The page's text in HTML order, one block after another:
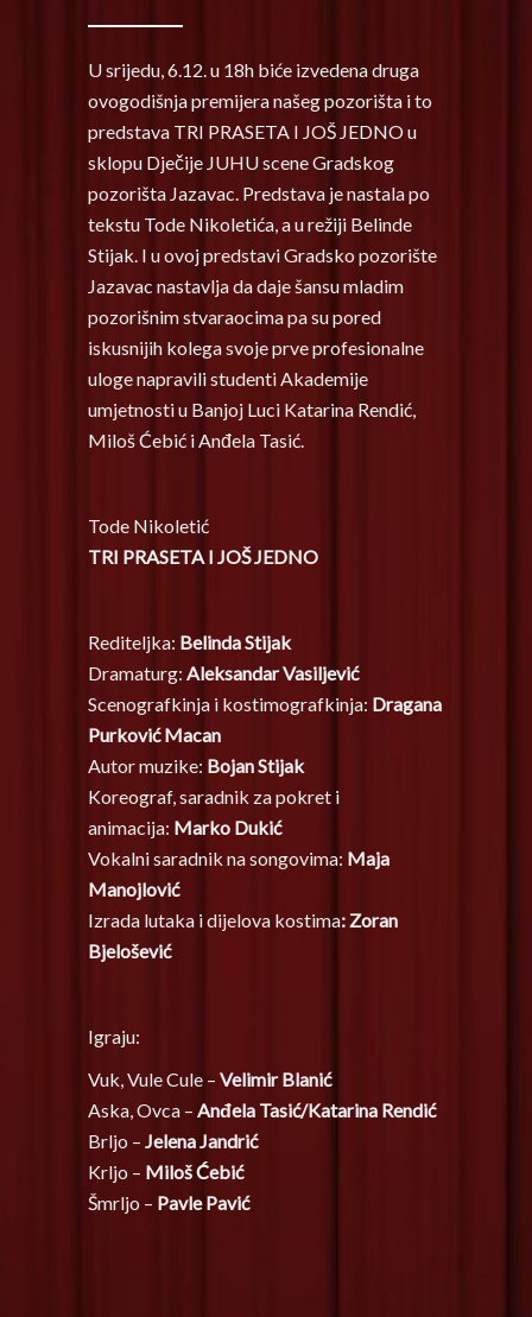
U srijedu, 6.12. u 18h biće izvedena druga
ovogodišnja premijera našeg pozorišta i to
predstava TRI PRASETA I JOŠ JEDNO u
sklopu Dječije JUHU scene Gradskog
pozorišta Jazavac. Predstava je nastala po
tekstu Tode Nikoletića, a u režiji Belinde
Stijak. I u ovoj predstavi Gradsko pozorište
Jazavac nastavlja da daje šansu mladim
pozorišnim stvaraocima pa su pored
iskusnijih kolega svoje prve profesionalne
uloge napravili studenti Akademije
umjetnosti u Banjoj Luci Katarina Rendić,
Miloš Ćebić i Anđela Tasić.
Tode Nikoletić
TRI PRASETA I JOŠ JEDNO
Rediteljka: Belinda Stijak
Dramaturg: Aleksandar Vasiljević
Scenografkinja i kostimografkinja: Dragana
Purković Macan
Autor muzike: Bojan Stijak
Koreograf, saradnik za pokret i
animacija: Marko Dukić
Vokalni saradnik na songovima: Maja
Manojlović
Izrada lutaka i dijelova kostima: Zoran
Bjelošević
Igraju:
Vuk, Vule Cule – Velimir Blanić
Aska, Ovca – Anđela Tasić/Katarina Rendić
Brljo – Jelena Jandrić
Krljo – Miloš Ćebić
Šmrljo – Pavle Pavić